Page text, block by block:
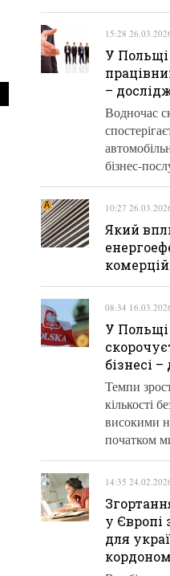
15:28
У Польщі
–
Водночас
бізнес-
10:27
Який
08:34
У Польщі
бізнесі
Темпи
кількості
високими
початком
14:35
у Європі
для